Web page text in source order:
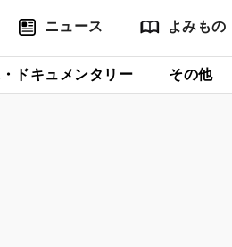
ニュース よみもの
ドキュメンタリー その他